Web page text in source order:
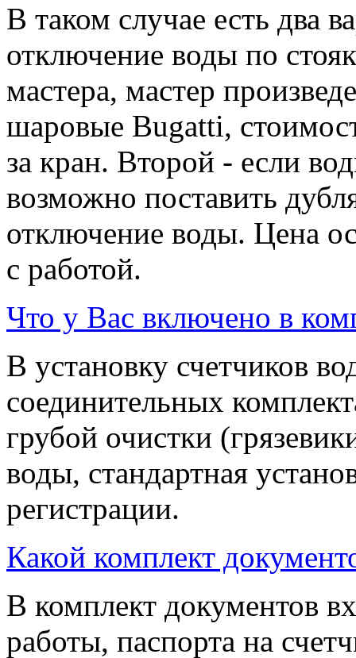
В таком случае есть два
отключение воды по
мастера, мастер
шаровые Bugatti,
за кран. Второй - если
возможно поставить
отключение воды. Цена
с работой.
Что у Вас включено в
В установку счетчиков
соединительных
грубой очистки
воды, стандартная
регистрации.
Какой комплект
В комплект документов
работы, паспорта на